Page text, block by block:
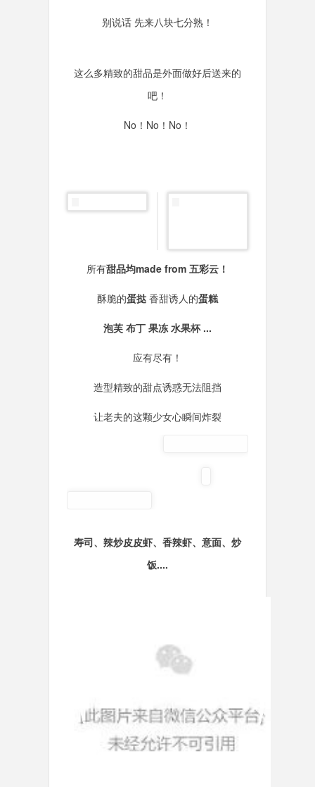
别说话 先来八块七分熟！
这么多精致的甜品是外面做好后送来的
吧！
No！No！No！
所有甜品均made from 五彩云！
酥脆的蛋挞 香甜诱人的蛋糕
泡芙 布丁 果冻 水果杯 ...
应有尽有！
造型精致的甜点诱惑无法阻挡
让老夫的这颗少女心瞬间炸裂
寿司、辣炒皮皮虾、香辣虾、意面、炒
饭....